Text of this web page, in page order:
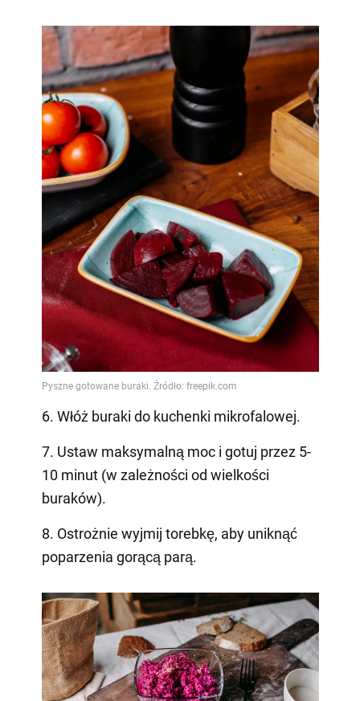
6. Włóż buraki do kuchenki mikrofalowej.
7. Ustaw maksymalną moc i gotuj przez 5-
10 minut (w zależności od wielkości
buraków).
8. Ostrożnie wyjmij torebkę, aby uniknąć
poparzenia gorącą parą.